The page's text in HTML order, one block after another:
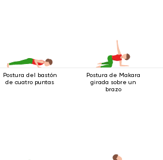
Postura del bastón
de cuatro puntas
Postura de Makara
girada sobre un
brazo